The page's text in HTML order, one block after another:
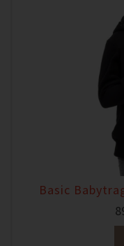
Basic